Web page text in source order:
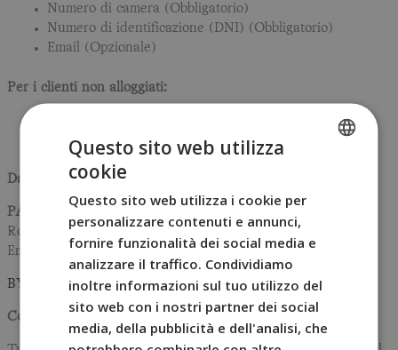
Numero di camera (Obbligatorio)
Numero di identificazione (DNI) (Obbligatorio)
Email (Opzionale)
Per i clienti non alloggiati:
Email (Obbligatorio)
Dati di contatto per l’esercizio dei diritti:
PAULTON INVEST, S.L.
Ronda de Sant Pere 15, 08010 Barcellona
Email:
lopd@bypillow.com
BYPILLOW Wander
Condizioni Generali d’Uso:
ENGLISH
GERMAN
Questo sito web utilizza
cookie
Questo sito web utilizza i cookie per
personalizzare contenuti e annunci,
fornire funzionalità dei social media e
analizzare il traffico. Condividiamo
inoltre informazioni sul tuo utilizzo del
sito web con i nostri partner dei social
media, della pubblicità e dell'analisi, che